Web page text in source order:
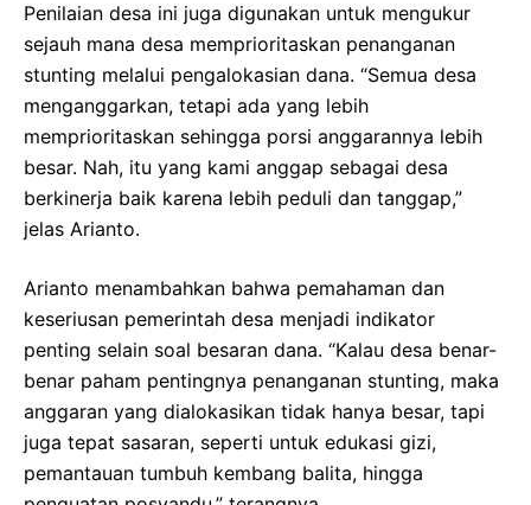
Penilaian desa ini juga digunakan untuk mengukur
sejauh mana desa memprioritaskan penanganan
stunting melalui pengalokasian dana. “Semua desa
menganggarkan, tetapi ada yang lebih
memprioritaskan sehingga porsi anggarannya lebih
besar. Nah, itu yang kami anggap sebagai desa
berkinerja baik karena lebih peduli dan tanggap,”
jelas Arianto.
Arianto menambahkan bahwa pemahaman dan
keseriusan pemerintah desa menjadi indikator
penting selain soal besaran dana. “Kalau desa benar-
benar paham pentingnya penanganan stunting, maka
anggaran yang dialokasikan tidak hanya besar, tapi
juga tepat sasaran, seperti untuk edukasi gizi,
pemantauan tumbuh kembang balita, hingga